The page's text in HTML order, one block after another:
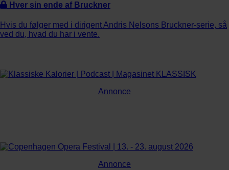
Hver sin ende af Bruckner
Hvis du følger med i dirigent Andris Nelsons Bruckner-serie, så
ved du, hvad du har i vente.
Annonce
Annonce